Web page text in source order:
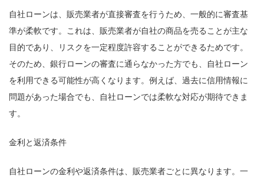
自社ローンは、販売業者が直接審査を行うため、一般的に審査基
準が柔軟です。これは、販売業者が自社の商品を売ることが主な
目的であり、リスクを一定程度許容することができるためです。
そのため、銀行ローンの審査に通らなかった方でも、自社ローン
を利用できる可能性が高くなります。例えば、過去に信用情報に
問題があった場合でも、自社ローンでは柔軟な対応が期待できま
す。
金利と返済条件
自社ローンの金利や返済条件は、販売業者ごとに異なります。一